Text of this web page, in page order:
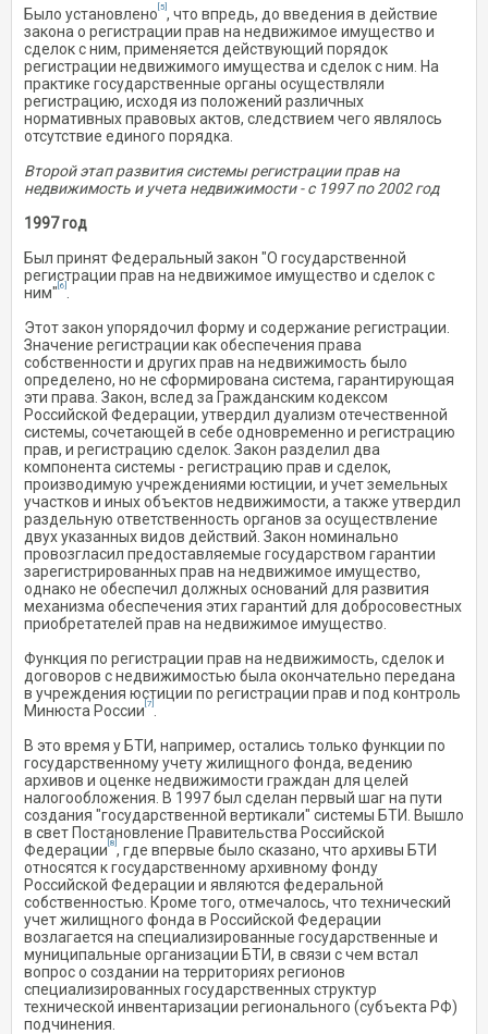
Было установлено [5] , что впредь, до введения в действие
закона о регистрации прав на недвижимое имущество и
сделок с ним, применяется действующий порядок
регистрации недвижимого имущества и сделок с ним. На
практике государственные органы осуществляли
регистрацию, исходя из положений различных
нормативных правовых актов, следствием чего являлось
отсутствие единого порядка.
Второй этап развития системы регистрации прав на
недвижимость и учета недвижимости - с 1997 по 2002 год
1997 год
Был принят Федеральный закон "О государственной
регистрации прав на недвижимое имущество и сделок с
ним" [6]
Этот закон упорядочил форму и содержание регистрации.
Значение регистрации как обеспечения права
собственности и других прав на недвижимость было
определено, но не сформирована система, гарантирующая
эти права. Закон, вслед за Гражданским кодексом
Российской Федерации, утвердил дуализм отечественной
системы, сочетающей в себе одновременно и регистрацию
прав, и регистрацию сделок. Закон разделил два
компонента системы - регистрацию прав и сделок,
производимую учреждениями юстиции, и учет земельных
участков и иных объектов недвижимости, а также утвердил
раздельную ответственность органов за осуществление
двух указанных видов действий. Закон номинально
провозгласил предоставляемые государством гарантии
зарегистрированных прав на недвижимое имущество,
однако не обеспечил должных оснований для развития
механизма обеспечения этих гарантий для добросовестных
приобретателей прав на недвижимое имущество.
Функция по регистрации прав на недвижимость, сделок и
договоров с недвижимостью была окончательно передана
в учреждения юстиции по регистрации прав и под контроль
Минюста России [7]
В это время у БТИ, например, остались только функции по
государственному учету жилищного фонда, ведению
архивов и оценке недвижимости граждан для целей
налогообложения. В 1997 был сделан первый шаг на пути
создания "государственной вертикали" системы БТИ. Вышло
в свет Постановление Правительства Российской
Федерации [8] , где впервые было сказано, что архивы БТИ
относятся к государственному архивному фонду
Российской Федерации и являются федеральной
собственностью. Кроме того, отмечалось, что технический
учет жилищного фонда в Российской Федерации
возлагается на специализированные государственные и
муниципальные организации БТИ, в связи с чем встал
вопрос о создании на территориях регионов
специализированных государственных структур
технической инвентаризации регионального (субъекта РФ)
подчинения.